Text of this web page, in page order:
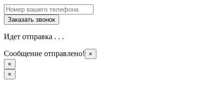
Идет отправка . . .
Сообщение отправлено!
×
×
×